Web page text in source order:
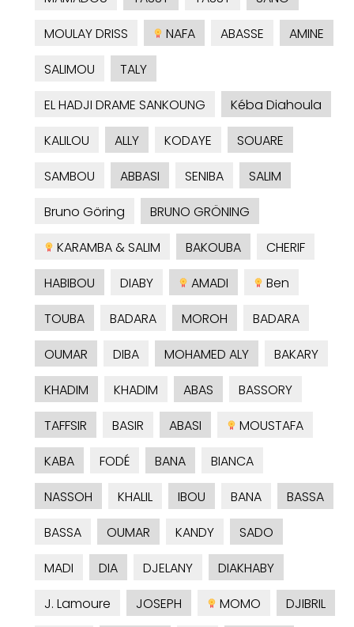
MOULAY DRISS
NAFA ABASSE
AMINE
SALIMOU
TALY
EL HADJI DRAME SANKOUNG
Kéba Diahoula
KALILOU
ALLY KODAYE
SOUARE
SAMBOU
ABBASI SENIBA
SALIM
Bruno Göring
BRUNO GRÖNING
KARAMBA & SALIM
BAKOUBA
CHERIF
HABIBOU
DIABY AMADI
Ben
TOUBA
BADARA MOROH
BADARA
OUMAR
DIBA MOHAMED ALY
BAKARY
KHADIM
KHADIM ABAS
BASSORY
TAFFSIR
BASIR ABASI
MOUSTAFA
KABA
FODÉ BANA
BIANCA
NASSOH
KHALIL IBOU BANA
BASSA
BASSA
OUMAR KANDY
SADO
MADI
DIA DJELANY
DIAKHABY
J. Lamoure
JOSEPH MOMO
DJIBRIL